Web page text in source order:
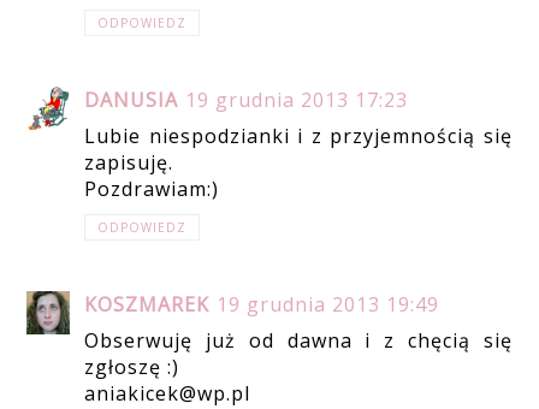
ODPOWIEDZ
DANUSIA 19 grudnia 2013 17:23
Lubie niespodzianki i z przyjemnością się
zapisuję.
Pozdrawiam:)
ODPOWIEDZ
KOSZMAREK 19 grudnia 2013 19:49
Obserwuję już od dawna i z chęcią się
zgłoszę :)
aniakicek@wp.pl